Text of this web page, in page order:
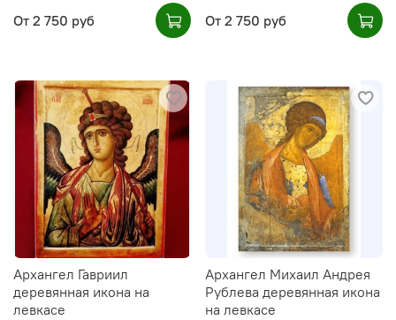
От 2 750 руб От 2 750 руб
Архангел Гавриил
деревянная икона на
левкасе
Архангел Михаил Андрея
Рублева деревянная икона
на левкасе